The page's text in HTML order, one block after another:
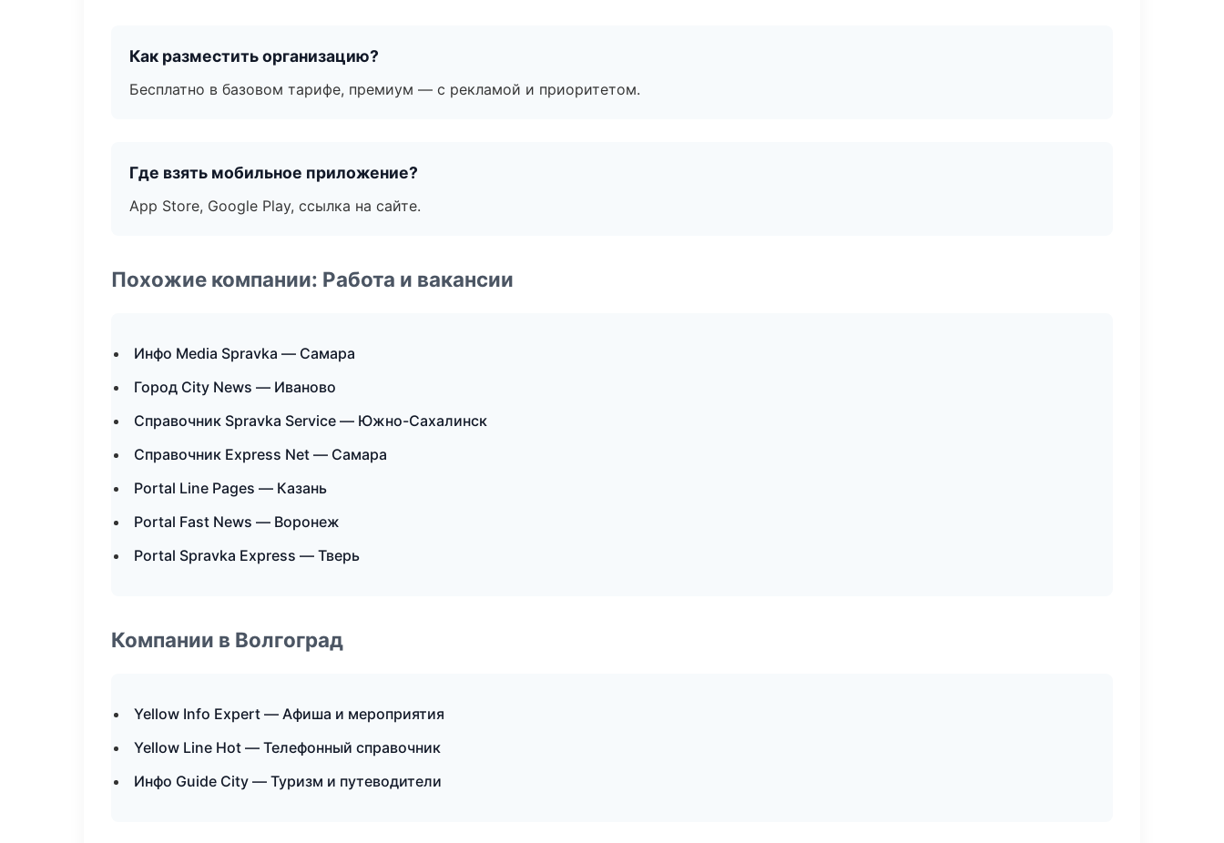
Как разместить организацию?
Бесплатно в базовом тарифе, премиум — с рекламой и приоритетом.
Где взять мобильное приложение?
App Store, Google Play, ссылка на сайте.
Похожие компании: Работа и вакансии
Инфо Media Spravka — Самара
Город City News — Иваново
Справочник Spravka Service — Южно-Сахалинск
Справочник Express Net — Самара
Portal Line Pages — Казань
Portal Fast News — Воронеж
Portal Spravka Express — Тверь
Компании в Волгоград
Yellow Info Expert — Афиша и мероприятия
Yellow Line Hot — Телефонный справочник
Инфо Guide City — Туризм и путеводители